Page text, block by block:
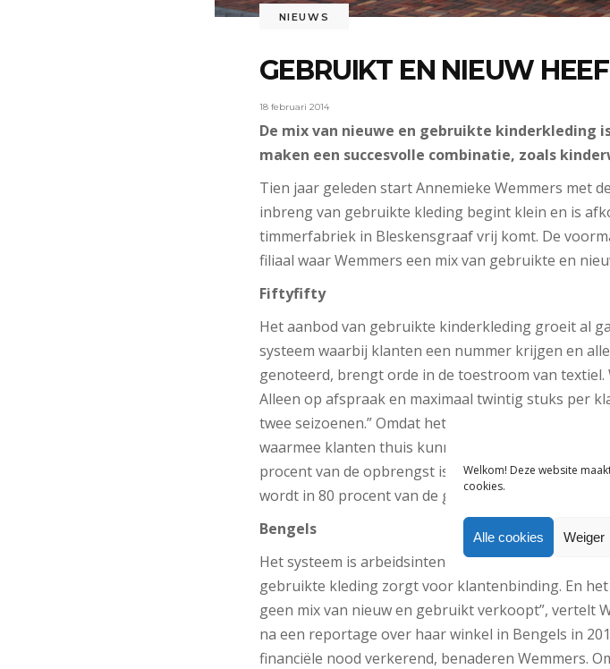
Welkom! Deze website
cookies.
Alle cookies Weiger
NIEUWS
GEBRUIKT EN NIEUW
18 februari 2014
De mix van nieuwe en gebruikte kinderkleding
maken een succesvolle combinatie, zoals
Tien jaar geleden start Annemieke Wemmers met
inbreng van gebruikte kleding begint klein en is
timmerfabriek in Bleskensgraaf vrij komt. De
filiaal waar Wemmers een mix van gebruikte en
Fiftyfifty
Het aanbod van gebruikte kinderkleding groeit al
systeem waarbij klanten een nummer krijgen en
genoteerd, brengt orde in de toestroom van textiel.
Alleen op afspraak en maximaal twintig stuks per
twee seizoenen.” Omdat het administratief niet
waarmee klanten thuis kunnen inloggen en de
procent van de opbrengst is voor deze klant, vijftig
wordt in 80 procent van de gevallen uitgegeven in de
Bengels
Het systeem is arbeidsintensief, maar heeft meer
gebruikte kleding zorgt voor klantenbinding. En
geen mix van nieuw en gebruikt verkoopt”, vertelt
na een reportage over haar winkel in Bengels in
financiële nood verkerend, benaderen Wemmers.